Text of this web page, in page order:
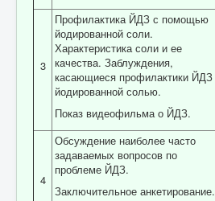
3
Профилактика ЙДЗ с помощью
йодированной соли.
Характеристика соли и ее
качества. Заблуждения,
касающиеся профилактики ЙДЗ
йодированной солью.
Показ видеофильма о ЙДЗ.
4
Обсуждение наиболее часто
задаваемых вопросов по
проблеме ЙДЗ.
Заключительное анкетирование.